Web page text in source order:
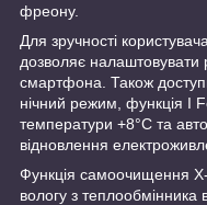
фреону.
Для зручності
дозволяє налаштовувати
смартфона. Також
нічний режим, функція I
температури +8°C та
відновлення
Функція самоочищення
вологу з